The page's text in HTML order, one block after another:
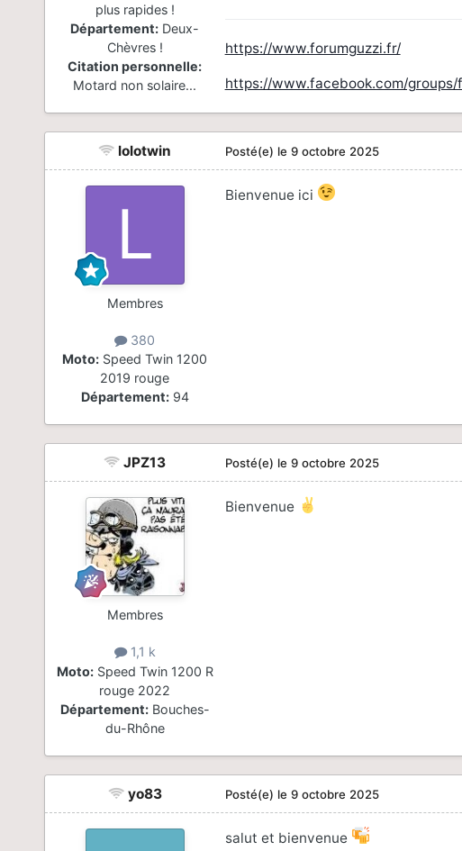
plus rapides !
Département: Deux-
Chèvres !
Citation personnelle:
Motard non solaire...
https://www.forumguzzi.fr/
https://www.facebook.com/groups/
lolotwin
Membres
380
Moto: Speed Twin 1200
2019 rouge
Département:94
Posté(e) le 9 octobre 2025
Bienvenue ici
JPZ13
Membres
1,1 k
Moto:Speed Twin 1200 R
rouge 2022
Département:Bouches-
du-Rhône
Posté(e) le 9 octobre 2025
Bienvenue
yo83 Posté(e) le 9 octobre 2025
salut et bienvenue